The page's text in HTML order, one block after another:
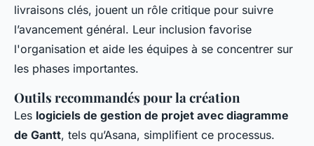
livraisons clés, jouent un rôle critique pour suivre
l’avancement général. Leur inclusion favorise
l'organisation et aide les équipes à se concentrer sur
les phases importantes.
Outils recommandés pour la création
Les logiciels de gestion de projet avec diagramme
de Gantt, tels qu’Asana, simplifient ce processus.